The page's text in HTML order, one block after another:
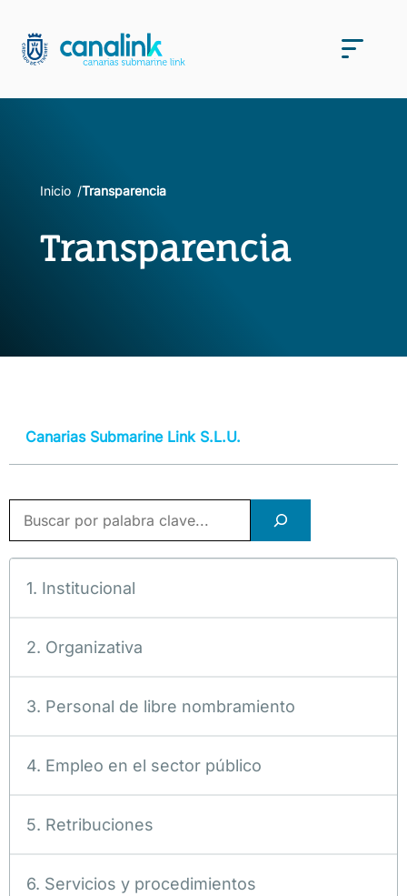
contenido
Inicio Transparencia
Transparencia
Canarias Submarine Link S.L.U.
1. Institucional
2. Organizativa
3. Personal de libre nombramiento
4. Empleo en el sector público
5. Retribuciones
6. Servicios y procedimientos